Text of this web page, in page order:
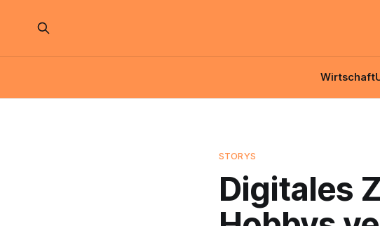
Wirtschaft
STORYS
Digitales